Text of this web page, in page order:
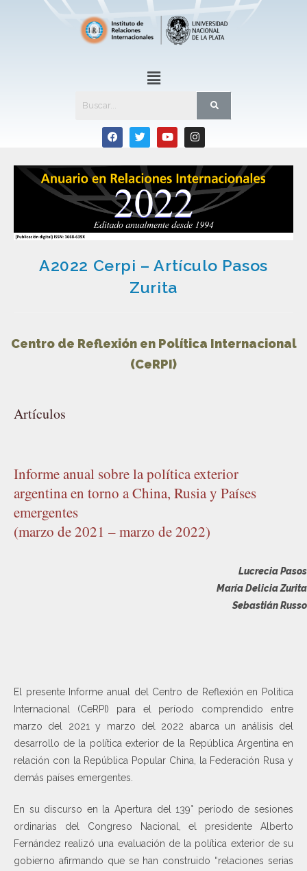
A2022 Cerpi – Artículo Pasos
Zurita
Centro de Reflexión en Política Internacional
(CeRPI)
Artículos
Informe anual sobre la política exterior
argentina en torno a China, Rusia y Países
emergentes
(marzo de 2021 – marzo de 2022)
Lucrecia Pasos
María Delicia Zurita
Sebastián Russo
El presente Informe anual del Centro de Reflexión en Política
Internacional (CeRPI) para el período comprendido entre
marzo del 2021 y marzo del 2022 abarca un análisis del
desarrollo de la política exterior de la República Argentina en
relación con la República Popular China, la Federación Rusa y
demás países emergentes.
En su discurso en la Apertura del 139° período de sesiones
ordinarias del Congreso Nacional, el presidente Alberto
Fernández realizó una evaluación de la política exterior de su
gobierno afirmando que se han construido “relaciones serias